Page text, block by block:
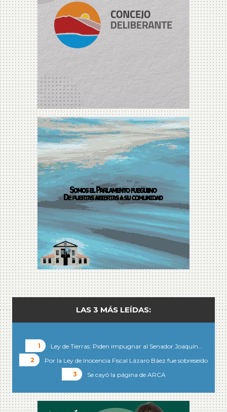
LAS 3 MÁS LEÍDAS:
Ley de Tierras: Piden impugnar al Senador Joaquín…
Por la Ley de Inocencia Fiscal Lázaro Báez fue sobreseído
Se cayó la página de ARCA